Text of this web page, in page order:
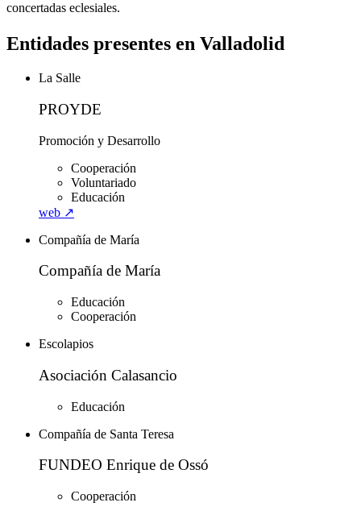
concertadas eclesiales.
Entidades presentes en Valladolid
La Salle
PROYDE
Promoción y Desarrollo
Cooperación
Voluntariado
Educación
web ↗
Compañía de María
Compañía de María
Educación
Cooperación
Escolapios
Asociación Calasancio
Educación
Compañía de Santa Teresa
FUNDEO Enrique de Ossó
Cooperación